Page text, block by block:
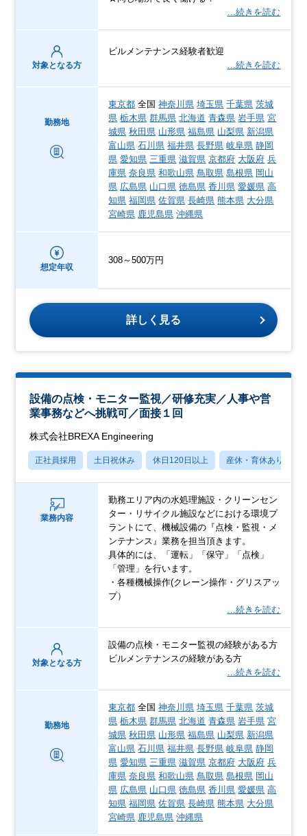
…続きを読む
対象となる方
ビルメンテナンス経験者歓迎
…続きを読む
勤務地
東京都 全国神奈川県 埼玉県 千葉県 茨城
県 栃木県 群馬県 北海道 青森県 岩手県 宮
城県 秋田県 山形県 福島県 山梨県 新潟県
富山県 石川県 福井県 長野県 岐阜県 静岡
県 愛知県 三重県 滋賀県 京都府 大阪府 兵
庫県 奈良県 和歌山県 鳥取県 島根県 岡山
県 広島県 山口県 徳島県 香川県 愛媛県 高
知県 福岡県 佐賀県 長崎県 熊本県 大分県
宮崎県 鹿児島県 沖縄県
想定年収
308～500万円
詳しく見る
設備の点検・モニター監視／研修充実／人事や営
業事務などへ挑戦可／面接１回
株式会社BREXA Engineering
正社員採用 土日祝休み 休日120日以上 産休・育休あり
業務内容
勤務エリア内の水処理施設・クリーンセン
ター・リサイクル施設などにおける環境プ
ラントにて、機械設備の『点検・監視・メ
ンテナンス』業務を担当頂きます。
具体的には、「運転」「保守」「点検」
「管理」を行います。
・各種機械操作(クレーン操作・グリスアッ
プ）
…続きを読む
対象となる方
設備の点検・モニター監視の経験がある方
ビルメンテナンスの経験がある方
…続きを読む
勤務地
東京都 全国神奈川県 埼玉県 千葉県 茨城
県 栃木県 群馬県 北海道 青森県 岩手県 宮
城県 秋田県 山形県 福島県 山梨県 新潟県
富山県 石川県 福井県 長野県 岐阜県 静岡
県 愛知県 三重県 滋賀県 京都府 大阪府 兵
庫県 奈良県 和歌山県 鳥取県 島根県 岡山
県 広島県 山口県 徳島県 香川県 愛媛県 高
知県 福岡県 佐賀県 長崎県 熊本県 大分県
宮崎県 鹿児島県 沖縄県